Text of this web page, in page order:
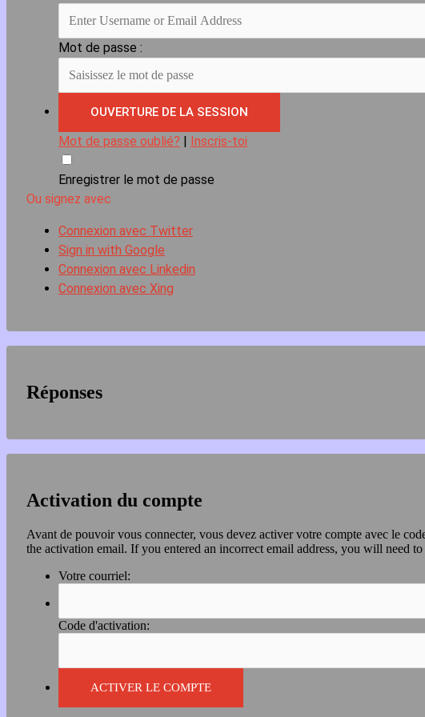
Mot de passe :
Mot de passe oublié? Inscris-toi
Enregistrer le mot de passe
Ou signez avec
Connexion avec Twitter
Sign in with Google
Connexion avec Linkedin
Connexion avec Xing
Réponses
Activation du compte
Avant de pouvoir vous connecter, vous devez activer votre compte avec le
the activation email. If you entered an incorrect email address, you will need
Votre courriel:
Code d'activation: